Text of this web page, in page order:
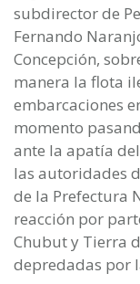
subdirector de
Fernando
Concepción,
manera la flota
embarcaciones
momento
ante la apatía
las autoridades
de la Prefectura
reacción por
Chubut y Tierra
depredadas por